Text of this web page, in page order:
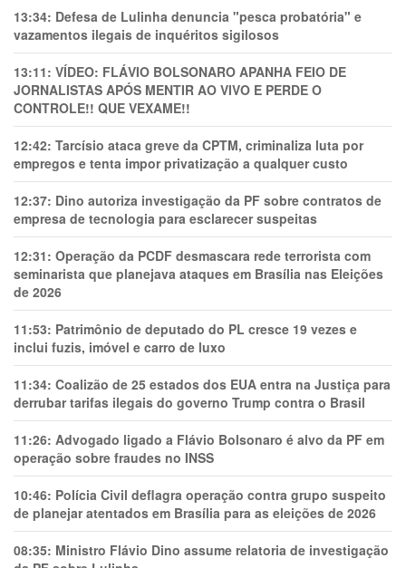
13:34: Defesa de Lulinha denuncia "pesca probatória" e
vazamentos ilegais de inquéritos sigilosos
13:11: VÍDEO: FLÁVIO BOLSONARO APANHA FEIO DE
JORNALISTAS APÓS MENTIR AO VIVO E PERDE O
CONTROLE!! QUE VEXAME!!
12:42: Tarcísio ataca greve da CPTM, criminaliza luta por
empregos e tenta impor privatização a qualquer custo
12:37: Dino autoriza investigação da PF sobre contratos de
empresa de tecnologia para esclarecer suspeitas
12:31: Operação da PCDF desmascara rede terrorista com
seminarista que planejava ataques em Brasília nas Eleições
de 2026
11:53: Patrimônio de deputado do PL cresce 19 vezes e
inclui fuzis, imóvel e carro de luxo
11:34: Coalizão de 25 estados dos EUA entra na Justiça para
derrubar tarifas ilegais do governo Trump contra o Brasil
11:26: Advogado ligado a Flávio Bolsonaro é alvo da PF em
operação sobre fraudes no INSS
10:46: Polícia Civil deflagra operação contra grupo suspeito
de planejar atentados em Brasília para as eleições de 2026
08:35: Ministro Flávio Dino assume relatoria de investigação